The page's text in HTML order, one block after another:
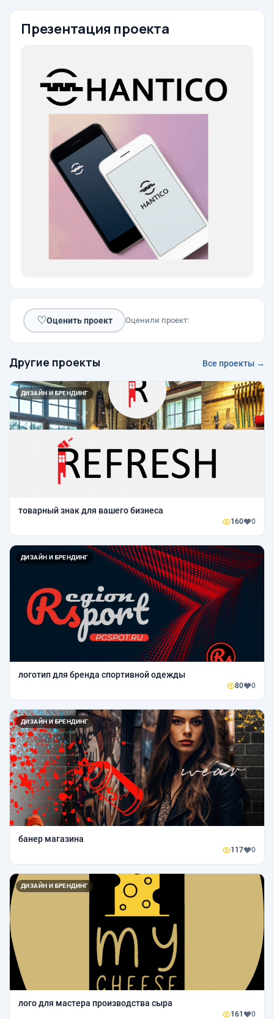
Презентация проекта
♡Оценить проект Оценили проект:
Другие проекты Все проекты →
ДИЗАЙН И БРЕНДИНГ
товарный знак для вашего бизнеса
160 0
ДИЗАЙН И БРЕНДИНГ
логотип для бренда спортивной одежды
80 0
ДИЗАЙН И БРЕНДИНГ
банер магазина
117 0
ДИЗАЙН И БРЕНДИНГ
лого для мастера производства сыра
161 0